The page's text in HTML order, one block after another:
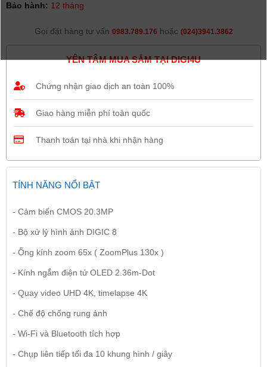
Bảo hành: 12 tháng
Gọi đặt hàng tư vấn 0983.789.176 hoặc (024)3941.3862
YÊN TÂM MUA SẮM TẠI DIGI4U
Chứng nhận giao dịch an toàn 100%
Giao hàng miễn phí toàn quốc
Thanh toán tại nhà khi nhận hàng
TÍNH NĂNG NỔI BẬT
- Cảm biến CMOS 20.3MP
- Bộ xử lý hình ảnh DIGIC 8
- Ống kính zoom 65x ( ZoomPlus 130x )
- Kính ngắm điện tử OLED 2.36m-Dot
- Quay video UHD 4K, timelapse 4K
- Chế độ chống rung ảnh
- Wi-Fi và Bluetooth tích hợp
- Chụp liên tiếp tối đa 10 khung hình / giây